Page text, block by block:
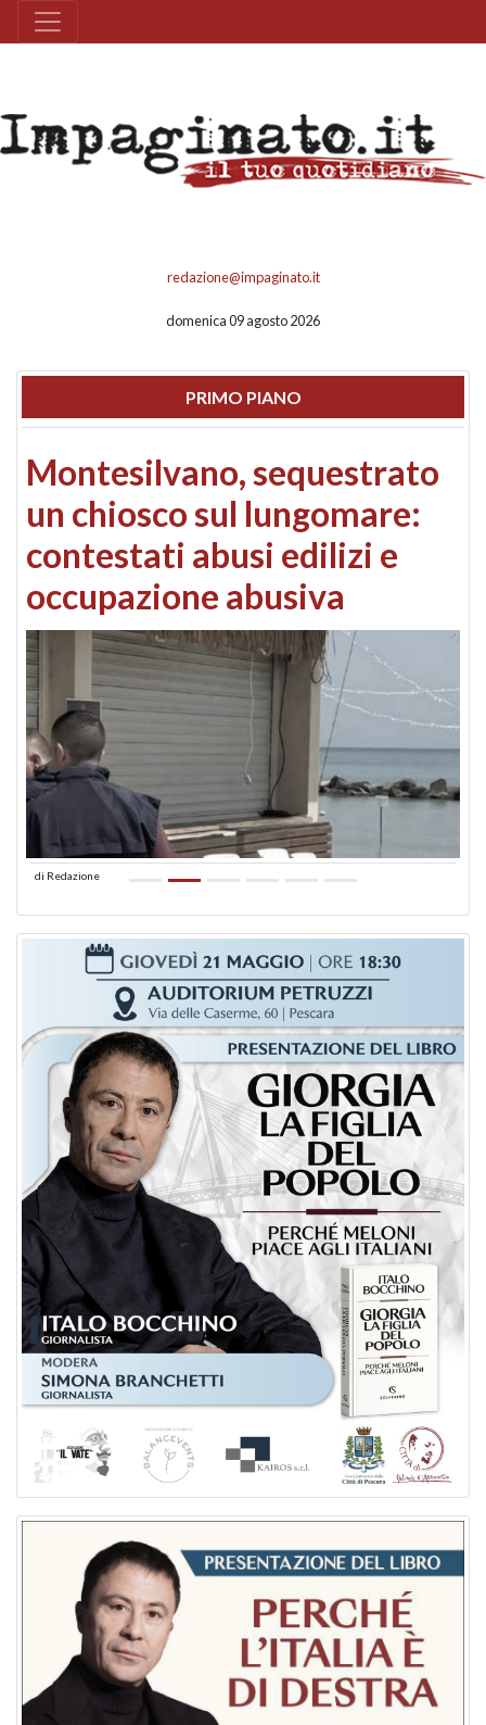
redazione@impaginato.it
domenica 09 agosto 2026
PRIMO PIANO
Montesilvano, sequestrato
un chiosco sul lungomare:
contestati abusi edilizi e
occupazione abusiva
di Redazione